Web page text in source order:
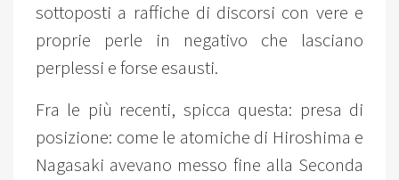
sottoposti a raffiche di discorsi con vere e
proprie perle in negativo che lasciano
perplessi e forse esausti.
Fra le più recenti, spicca questa: presa di
posizione: come le atomiche di Hiroshima e
Nagasaki avevano messo fine alla Seconda